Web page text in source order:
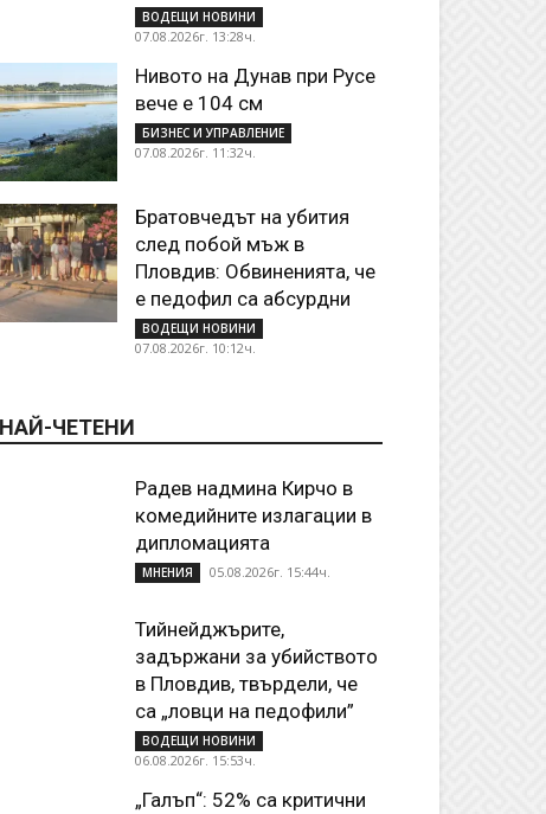
ВОДЕЩИ НОВИНИ
07.08.2026г. 13:28ч.
Нивото на Дунав при Русе
вече е 104 см
БИЗНЕС И УПРАВЛЕНИЕ
07.08.2026г. 11:32ч.
Братовчедът на убития
след побой мъж в
Пловдив: Обвиненията, че
е педофил са абсурдни
ВОДЕЩИ НОВИНИ
07.08.2026г. 10:12ч.
НАЙ-ЧЕТЕНИ
Радев надмина Кирчо в
комедийните излагации в
дипломацията
МНЕНИЯ 05.08.2026г. 15:44ч.
Тийнейджърите,
задържани за убийството
в Пловдив, твърдели, че
са „ловци на педофили”
ВОДЕЩИ НОВИНИ
06.08.2026г. 15:53ч.
„Галъп“: 52% са критични